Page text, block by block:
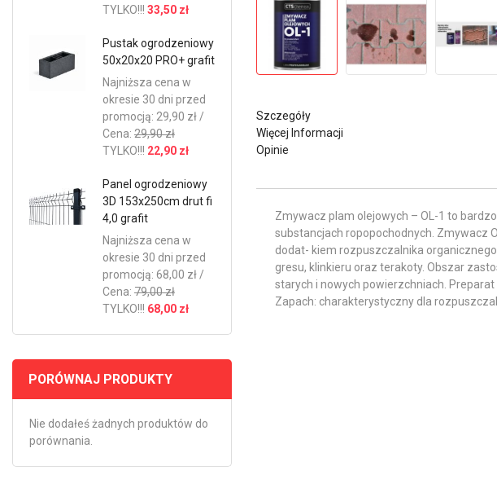
Szczegóły
Więcej Informacji
Opinie
Zmywacz plam olejowych – OL-1 to
substancjach ropopochodnych. Zmywacz
dodat- kiem rozpuszczalnika
gresu, klinkieru oraz terakoty. Obszar
starych i nowych powierzchniach.
Zapach: charakterystyczny dla
TYLKO!!! 33,50 zł
Pustak ogrodzeniowy
50x20x20 PRO+ grafit
Najniższa cena w
okresie 30 dni przed
promocją: 29,90 zł /
Cena: 29,90 zł
TYLKO!!! 22,90 zł
Panel ogrodzeniowy
3D 153x250cm drut fi
4,0 grafit
Najniższa cena w
okresie 30 dni przed
promocją: 68,00 zł /
Cena: 79,00 zł
TYLKO!!! 68,00 zł
PORÓWNAJ PRODUKTY
Nie dodałeś żadnych produktów do
porównania.